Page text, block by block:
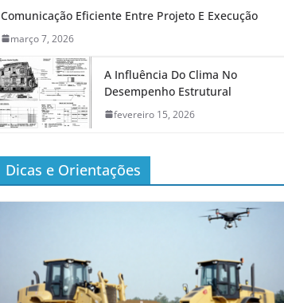
Comunicação Eficiente Entre Projeto E Execução
março 7, 2026
A Influência Do Clima No
Desempenho Estrutural
fevereiro 15, 2026
Dicas e Orientações